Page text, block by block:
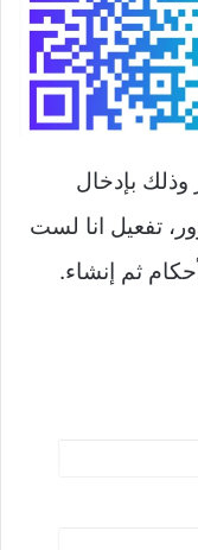
بإدخال
تفعيل انا لست
ثم إنشاء.